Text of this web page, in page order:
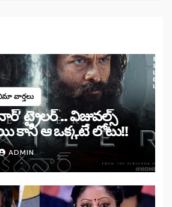
వార్తలు
ట్రైలర్ .. విజువల్స్
ఆ ఒక్కటే లోటు!!
ADMIN